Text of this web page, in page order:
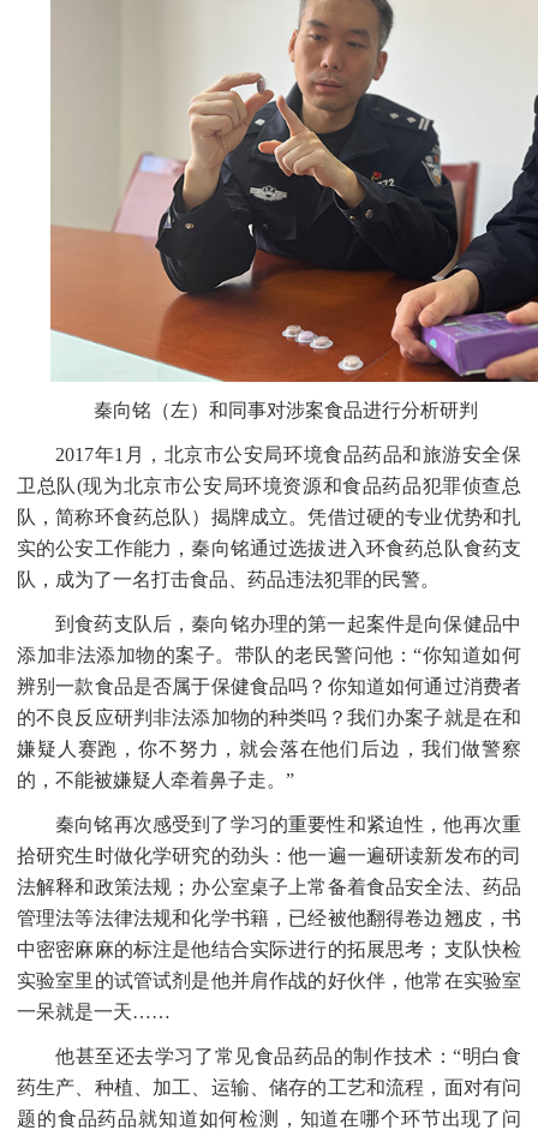
秦向铭（左）和同事对涉案食品进行分析研判
2017年1月，北京市公安局环境食品药品和旅游安全保
卫总队(现为北京市公安局环境资源和食品药品犯罪侦查总
队，简称环食药总队）揭牌成立。凭借过硬的专业优势和扎
实的公安工作能力，秦向铭通过选拔进入环食药总队食药支
队，成为了一名打击食品、药品违法犯罪的民警。
到食药支队后，秦向铭办理的第一起案件是向保健品中
添加非法添加物的案子。带队的老民警问他：“你知道如何
辨别一款食品是否属于保健食品吗？你知道如何通过消费者
的不良反应研判非法添加物的种类吗？我们办案子就是在和
嫌疑人赛跑，你不努力，就会落在他们后边，我们做警察
的，不能被嫌疑人牵着鼻子走。”
秦向铭再次感受到了学习的重要性和紧迫性，他再次重
拾研究生时做化学研究的劲头：他一遍一遍研读新发布的司
法解释和政策法规；办公室桌子上常备着食品安全法、药品
管理法等法律法规和化学书籍，已经被他翻得卷边翘皮，书
中密密麻麻的标注是他结合实际进行的拓展思考；支队快检
实验室里的试管试剂是他并肩作战的好伙伴，他常在实验室
一呆就是一天……
他甚至还去学习了常见食品药品的制作技术：“明白食
药生产、种植、加工、运输、储存的工艺和流程，面对有问
题的食品药品就知道如何检测，知道在哪个环节出现了问